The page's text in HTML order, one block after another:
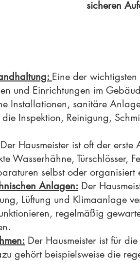
sicheren
Eine der
und Einrichtungen im
Installationen, sanitäre
die Inspektion, Reinigung,
Der Hausmeister ist oft der
Wasserhähne, Türschlösser,
selbst oder organisiert
Anlagen: Der
Lüftung und Klimaanlage
regelmäßig
Der Hausmeister ist für
gehört beispielsweise die